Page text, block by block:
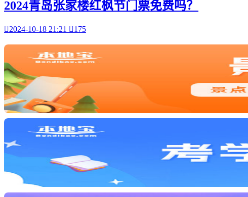
2024青岛张家楼红枫节门票免费吗？
2024-10-18 21:21 175